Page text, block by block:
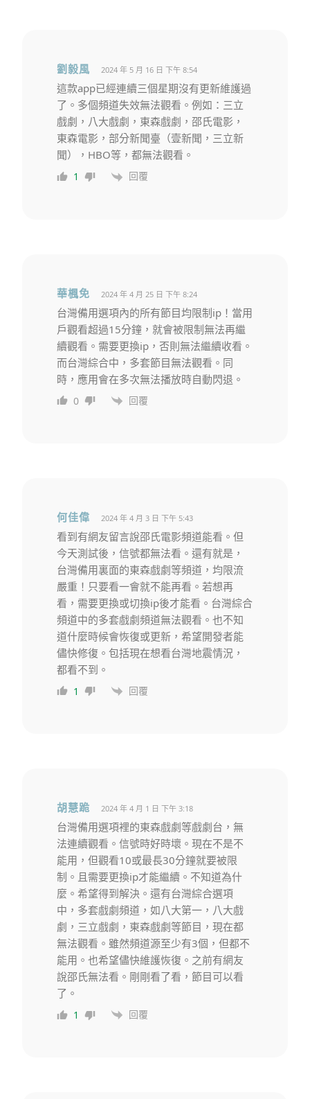
劉毅風 2024 年 5 月 16 日 下午 8:54
這款app已經連續三個星期沒有更新維護過
了。多個頻道失效無法觀看。例如：三立
戲劇，八大戲劇，東森戲劇，邵氏電影，
東森電影，部分新聞臺（壹新聞，三立新
聞），HBO等，都無法觀看。
1 回覆
華楓免 2024 年 4 月 25 日 下午 8:24
台灣備用選項內的所有節目均限制ip！當用
戶觀看超過15分鐘，就會被限制無法再繼
續觀看。需要更換ip，否則無法繼續收看。
而台灣綜合中，多套節目無法觀看。同
時，應用會在多次無法播放時自動閃退。
0 回覆
何佳偉 2024 年 4 月 3 日 下午 5:43
看到有網友留言說邵氏電影頻道能看。但
今天測試後，信號都無法看。還有就是，
台灣備用裏面的東森戲劇等頻道，均限流
嚴重！只要看一會就不能再看。若想再
看，需要更換或切換ip後才能看。台灣綜合
頻道中的多套戲劇頻道無法觀看。也不知
道什麼時候會恢復或更新，希望開發者能
儘快修復。包括現在想看台灣地震情況，
都看不到。
1 回覆
胡慧跪 2024 年 4 月 1 日 下午 3:18
台灣備用選項裡的東森戲劇等戲劇台，無
法連續觀看。信號時好時壞。現在不是不
能用，但觀看10或最長30分鐘就要被限
制。且需要更換ip才能繼續。不知道為什
麼。希望得到解決。還有台灣綜合選項
中，多套戲劇頻道，如八大第一，八大戲
劇，三立戲劇，東森戲劇等節目，現在都
無法觀看。雖然頻道源至少有3個，但都不
能用。也希望儘快維護恢復。之前有網友
說邵氏無法看。剛剛看了看，節目可以看
了。
1 回覆